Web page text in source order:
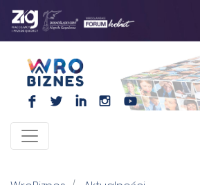
F L I I